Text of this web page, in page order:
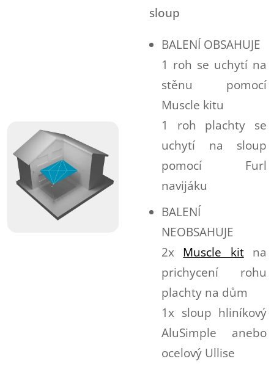
sloup
BALENÍ OBSAHUJE
1 roh se uchytí na
stěnu pomocí
Muscle kitu
1 roh plachty se
uchytí na sloup
pomocí Furl
navijáku
BALENÍ
NEOBSAHUJE
2x Muscle kitna
prichycení rohu
plachty na dům
1x sloup hliníkový
AluSimple anebo
ocelový Ullise